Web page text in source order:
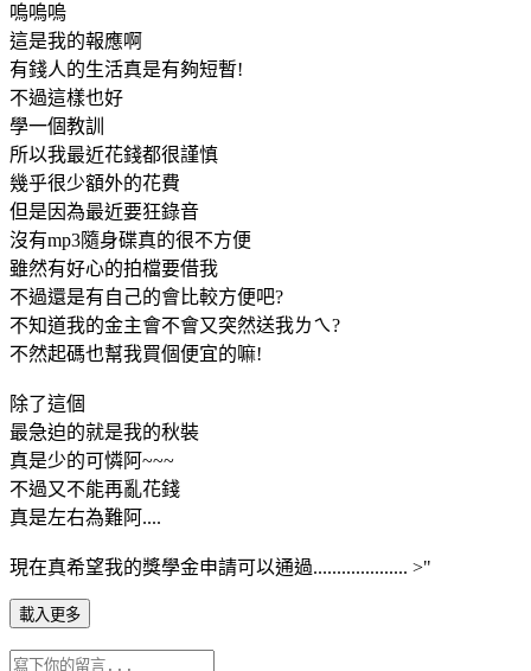
嗚嗚嗚
這是我的報應啊
有錢人的生活真是有夠短暫!
不過這樣也好
學一個教訓
所以我最近花錢都很謹慎
幾乎很少額外的花費
但是因為最近要狂錄音
沒有mp3隨身碟真的很不方便
雖然有好心的拍檔要借我
不過還是有自己的會比較方便吧?
不知道我的金主會不會又突然送我ㄌㄟ?
不然起碼也幫我買個便宜的嘛!
除了這個
最急迫的就是我的秋裝
真是少的可憐阿~~~
不過又不能再亂花錢
真是左右為難阿....
現在真希望我的獎學金申請可以通過.................... >"
載入更多